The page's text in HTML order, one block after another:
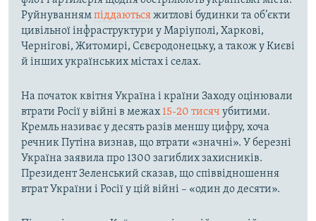
Руйнуваннямпіддаютьсяжитлові будинки та об’єкти
цивільної інфраструктури у Маріуполі, Харкові,
Чернігові, Житомирі, Сєвєродонецьку, а також у Києві
й інших українських містах і селах.
На початок квітня Україна і країни Заходу оцінювали
втрати Росії у війні в межах 15-20 тисяч убитими.
Кремль називає у десять разів меншу цифру, хоча
речник Путіна визнав, що втрати «значні». У березні
Україна заявила про 1300 загиблих захисників.
Президент Зеленський сказав, що співвідношення
втрат України і Росії у цій війні – «один до десяти».